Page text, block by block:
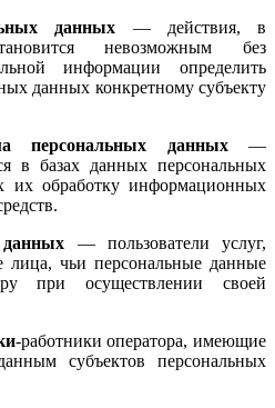
данных — действия, в
невозможным без
информации определить
данных конкретному субъекту
персональных данных—
в базах данных персональных
их обработку информационных
— пользователи услуг,
лица, чьи персональные данные
при осуществлении своей
-работники оператора, имеющие
субъектов персональных